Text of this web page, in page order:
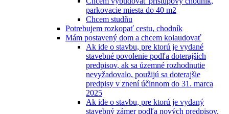
parkovacie miesta do 40 m2
Chcem studňu
Potrebujem rozkopať cestu, chodník
Mám postavený dom a chcem kolaudovať
Ak ide o stavbu, pre ktorú je vydané
stavebné povolenie podľa doterajších
predpisov, ak sa územné rozhodnutie
nevyžadovalo, použijú sa doterajšie
predpisy v znení účinnom do 31. marca
2025
Ak ide o stavbu, pre ktorú je vydaný
stavebný zámer podľa nových predpisov,